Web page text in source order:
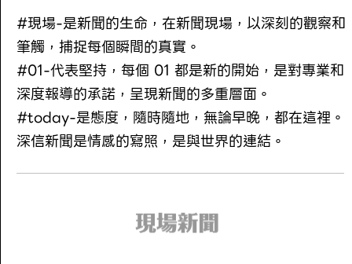
#現場-是新聞的生命，在新聞現場，以深刻的觀察和
筆觸，捕捉每個瞬間的真實。
#01-代表堅持，每個 01 都是新的開始，是對專業和
深度報導的承諾，呈現新聞的多重層面。
#today-是態度，隨時隨地，無論早晚，都在這裡。
深信新聞是情感的寫照，是與世界的連結。